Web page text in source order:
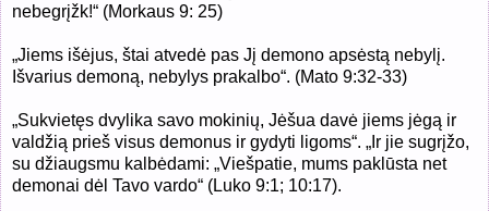
nebegrįžk!“ (Morkaus 9: 25)
„Jiems išėjus, štai atvedė pas Jį demono apsėstą nebylį.
Išvarius demoną, nebylys prakalbo“. (Mato 9:32-33)
„Sukvietęs dvylika savo mokinių, Jėšua davė jiems jėgą ir
valdžią prieš visus demonus ir gydyti ligoms“. „Ir jie sugrįžo,
su džiaugsmu kalbėdami: „Viešpatie, mums paklūsta net
demonai dėl Tavo vardo“ (Luko 9:1; 10:17).